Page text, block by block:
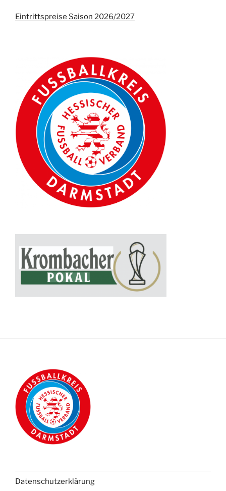
Eintrittspreise Saison 2026/2027
Datenschutzerklärung